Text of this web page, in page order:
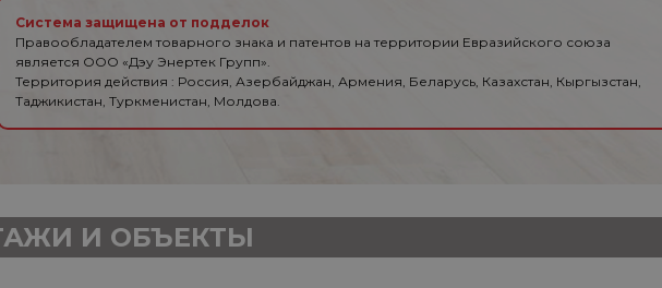
Система защищена от подделок
Правообладателем товарного знака и патентов на территории Евразийского союза
является ООО «Дэу Энертек Групп».
Территория действия : Россия, Азербайджан, Армения, Беларусь, Казахстан, Кыргызстан,
Таджикистан, Туркменистан, Молдова.
И ОБЪЕКТЫ